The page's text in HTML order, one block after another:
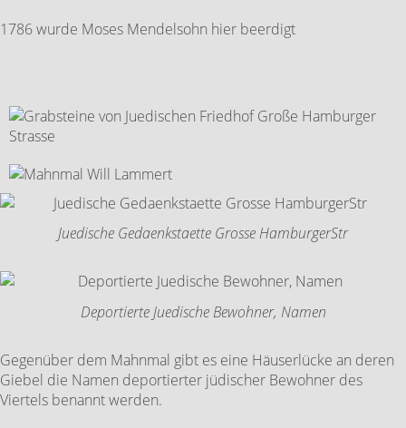
1786 wurde Moses Mendelsohn hier beerdigt
Juedische Gedaenkstaette Grosse HamburgerStr
Deportierte Juedische Bewohner, Namen
Gegenüber dem Mahnmal gibt es eine Häuserlücke an deren
Giebel die Namen deportierter jüdischer Bewohner des
Viertels benannt werden.